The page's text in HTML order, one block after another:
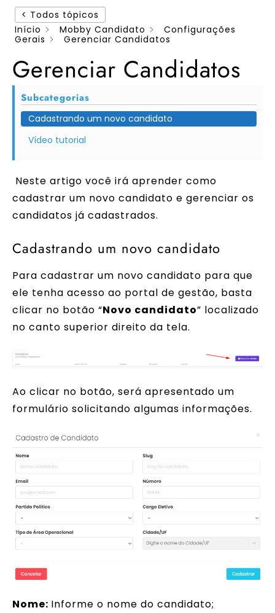
< Todos tópicos
Início
Mobby Candidato
Configurações
Gerais
Gerenciar Candidatos
Gerenciar Candidatos
Subcategorias
Cadastrando um novo candidato
Vídeo tutorial
Neste artigo você irá aprender como
cadastrar um novo candidato e gerenciar os
candidatos já cadastrados.
Cadastrando um novo candidato
Para cadastrar um novo candidato para que
ele tenha acesso ao portal de gestão, basta
clicar no botão “Novo candidato” localizado
no canto superior direito da tela.
Ao clicar no botão, será apresentado um
formulário solicitando algumas informações.
Nome: Informe o nome do candidato;